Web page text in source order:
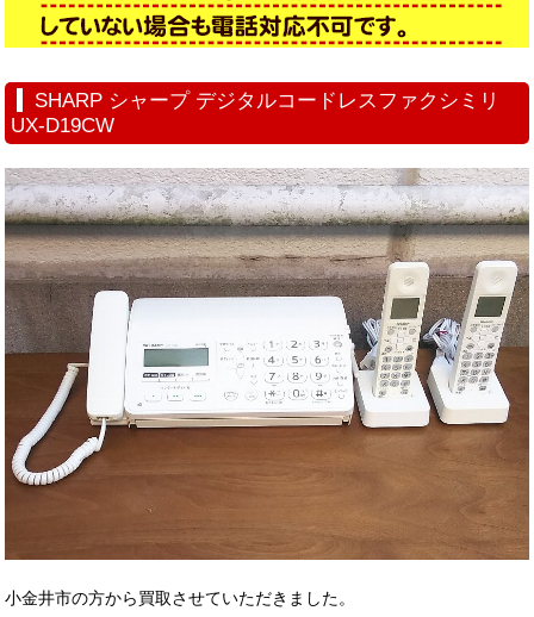
SHARP シャープ デジタルコードレスファクシミリ
UX-D19CW
小金井市の方から買取させていただきました。